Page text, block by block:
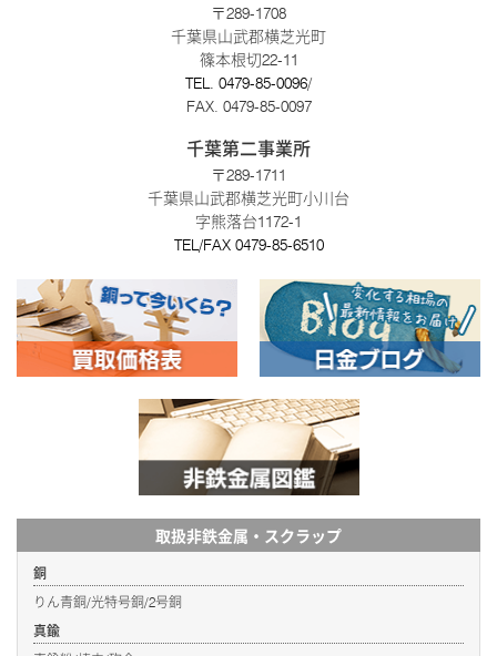
〒289-1708
千葉県山武郡横芝光町
篠本根切22-11
TEL. 0479-85-0096/
FAX. 0479-85-0097
千葉第二事業所
〒289-1711
千葉県山武郡横芝光町小川台
字熊落台1172-1
TEL/FAX 0479-85-6510
取扱非鉄金属・スクラップ
銅
りん青銅/光特号銅/2号銅
真鍮